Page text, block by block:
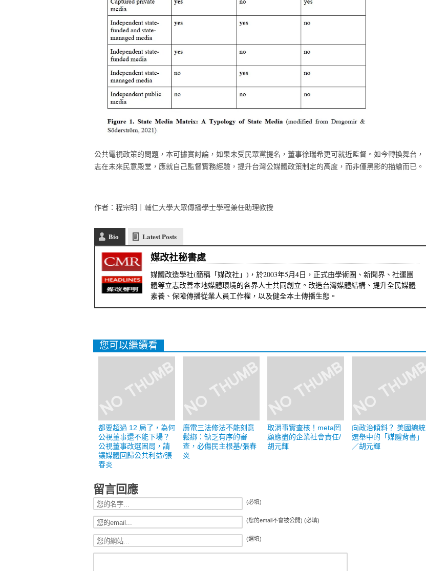
公共電視政策的問題，本可據實討論，如果未受民眾黨提名，董事徐瑞希更可就近監督。如今轉換舞台，
志在未來民意殿堂，應就自己監督實務經驗，提升台灣公媒體政策制定的高度，而非僅黑影的描繪而已。
作者：程宗明｜輔仁大學大眾傳播學士學程兼任助理教授
Bio Latest Posts
媒改社秘書處
媒體改造學社(簡稱「媒改社」)，於2003年5月4日，正式由學術圈、新聞界、社運團
體等立志改善本地媒體環境的各界人士共同創立。改造台灣媒體結構、提升全民媒體
素養、保障傳播從業人員工作權，以及健全本土傳播生態。
您可以繼續看
都要超過 12 局了，為何
公視董事還不能下場？
公視董事改選困局，請
讓媒體回歸公共利益/張
春炎
廣電三法修法不能刻意
鬆綁：缺乏有序的審
查，必傷民主根基/張春
炎
取消事實查核！meta罔
顧應盡的企業社會責任/
胡元輝
向政治傾斜？ 美國總統
選舉中的「媒體背書」
／胡元輝
留言回應
(必填)
(您的email不會被公開) (必填)
(選填)